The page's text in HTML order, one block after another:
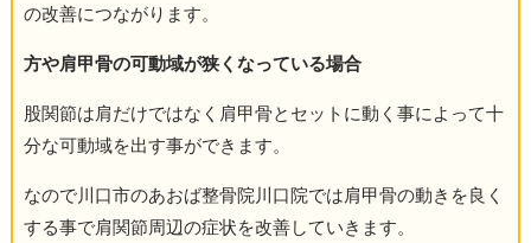
の改善につながります。
方や肩甲骨の可動域が狭くなっている場合
股関節は肩だけではなく肩甲骨とセットに動く事によって十
分な可動域を出す事ができます。
なので川口市のあおば整骨院川口院では肩甲骨の動きを良く
する事で肩関節周辺の症状を改善していきます。